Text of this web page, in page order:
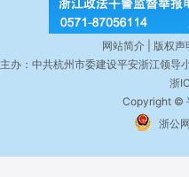
网站简介 | 版权
主办：中共杭州市委建设平安浙江领导
浙
Copyright ©
浙公